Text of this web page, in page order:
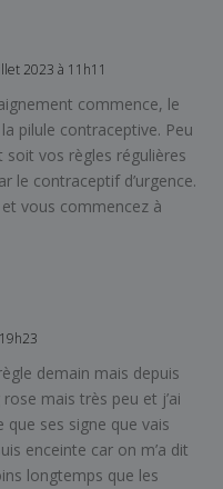
2023 à 11h11
commence, le
pilule contraceptive. Peu
vos règles régulières
le contraceptif d’urgence.
vous commencez à
demain mais depuis
mais très peu et j’ai
que ses signe que vais
enceinte car on m’a dit
longtemps que les